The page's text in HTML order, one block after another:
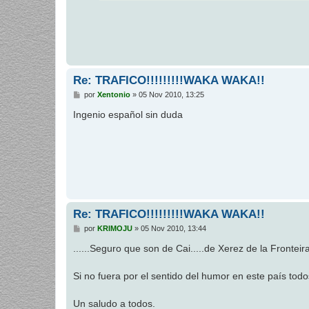
Re: TRAFICO!!!!!!!!!WAKA WAKA!!
M
n
s
por Xentonio» 05 Nov 2010, 13:25
Ingenio español sin duda
Re: TRAFICO!!!!!!!!!WAKA WAKA!!
M
s
j
e
por KRIMOJU» 05 Nov 2010, 13:44
......Seguro que son de Cai.....de Xerez de la
Si no fuera por el sentido del humor en este país
Un saludo a todos.